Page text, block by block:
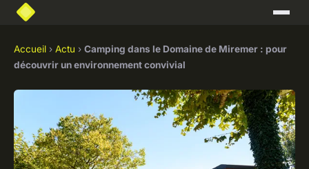
Accueil › Actu › Camping dans le Domaine de Miremer : pour
découvrir un environnement convivial